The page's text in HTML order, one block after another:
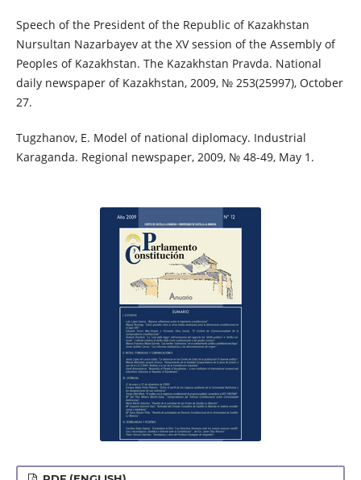
Speech of the President of the Republic of Kazakhstan
Nursultan Nazarbayev at the XV session of the Assembly of
Peoples of Kazakhstan. The Kazakhstan Pravda. National
daily newspaper of Kazakhstan, 2009, № 253(25997), October
27.
Tugzhanov, E. Model of national diplomacy. Industrial
Karaganda. Regional newspaper, 2009, № 48-49, May 1.